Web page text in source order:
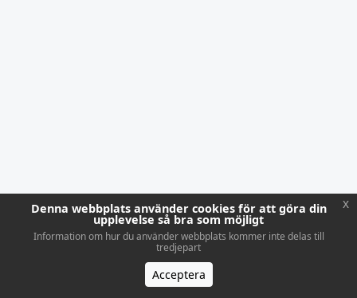
Denna webbplats använder cookies för att göra din
upplevelse så bra som möjligt
Information om hur du använder webbplats kommer inte delas till
tredjepart
Acceptera
x